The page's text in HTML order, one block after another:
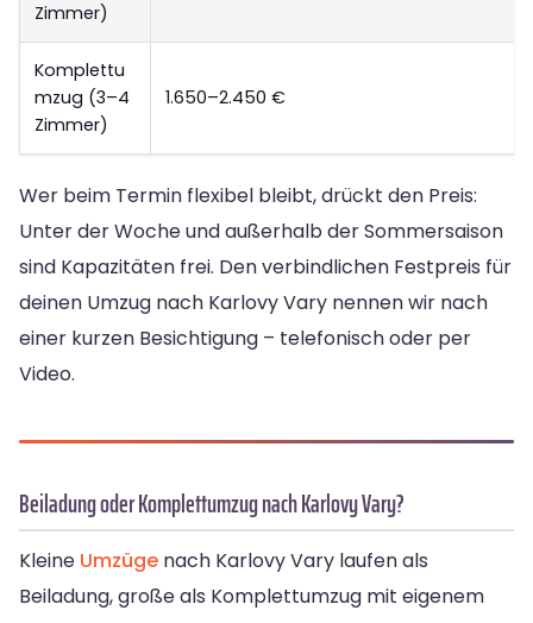
Zimmer)
Komplettu
mzug (3–4
Zimmer)
1.650–2.450 €
Wer beim Termin flexibel bleibt, drückt den Preis:
Unter der Woche und außerhalb der Sommersaison
sind Kapazitäten frei. Den verbindlichen Festpreis für
deinen Umzug nach Karlovy Vary nennen wir nach
einer kurzen Besichtigung – telefonisch oder per
Video.
Beiladung oder Komplettumzug nach Karlovy Vary?
Kleine Umzüge nach Karlovy Vary laufen als
Beiladung, große als Komplettumzug mit eigenem